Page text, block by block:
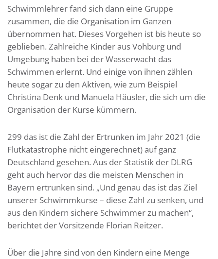
Schwimmlehrer fand sich dann eine Gruppe
zusammen, die die Organisation im Ganzen
übernommen hat. Dieses Vorgehen ist bis heute so
geblieben. Zahlreiche Kinder aus Vohburg und
Umgebung haben bei der Wasserwacht das
Schwimmen erlernt. Und einige von ihnen zählen
heute sogar zu den Aktiven, wie zum Beispiel
Christina Denk und Manuela Häusler, die sich um die
Organisation der Kurse kümmern.
299 das ist die Zahl der Ertrunken im Jahr 2021 (die
Flutkatastrophe nicht eingerechnet) auf ganz
Deutschland gesehen. Aus der Statistik der DLRG
geht auch hervor das die meisten Menschen in
Bayern ertrunken sind. „Und genau das ist das Ziel
unserer Schwimmkurse – diese Zahl zu senken, und
aus den Kindern sichere Schwimmer zu machen“,
berichtet der Vorsitzende Florian Reitzer.
Über die Jahre sind von den Kindern eine Menge